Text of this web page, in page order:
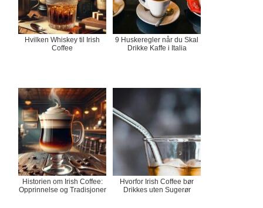
Hvilken Whiskey til Irish
Coffee
9 Huskeregler når du Skal
Drikke Kaffe i Italia
Historien om Irish Coffee:
Opprinnelse og Tradisjoner
Hvorfor Irish Coffee bør
Drikkes uten Sugerør